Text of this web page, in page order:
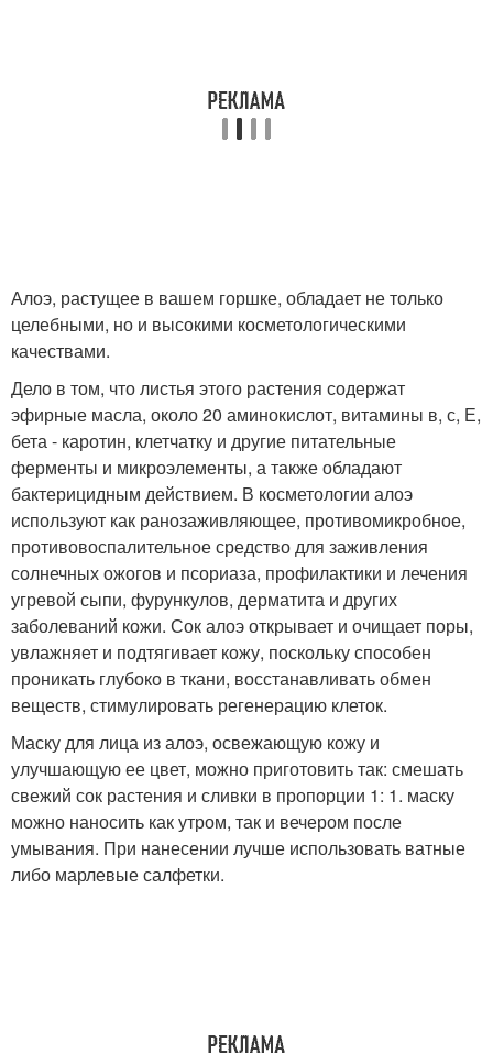
Алоэ, растущее в вашем горшке, обладает не только
целебными, но и высокими косметологическими
качествами.
Дело в том, что листья этого растения содержат
эфирные масла, около 20 аминокислот, витамины в, с, Е,
бета - каротин, клетчатку и другие питательные
ферменты и микроэлементы, а также обладают
бактерицидным действием. В косметологии алоэ
используют как ранозаживляющее, противомикробное,
противовоспалительное средство для заживления
солнечных ожогов и псориаза, профилактики и лечения
угревой сыпи, фурункулов, дерматита и других
заболеваний кожи. Сок алоэ открывает и очищает поры,
увлажняет и подтягивает кожу, поскольку способен
проникать глубоко в ткани, восстанавливать обмен
веществ, стимулировать регенерацию клеток.
Маску для лица из алоэ, освежающую кожу и
улучшающую ее цвет, можно приготовить так: смешать
свежий сок растения и сливки в пропорции 1: 1. маску
можно наносить как утром, так и вечером после
умывания. При нанесении лучше использовать ватные
либо марлевые салфетки.